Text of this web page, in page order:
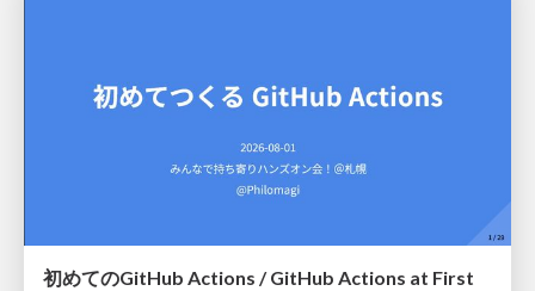
初めてのGitHub Actions / GitHub Actions at First